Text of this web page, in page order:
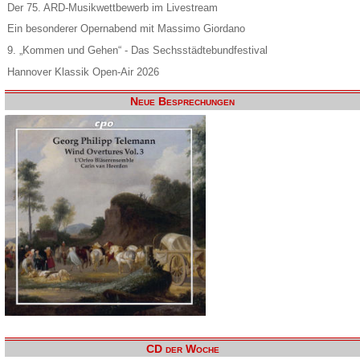
Der 75. ARD-Musikwettbewerb im Livestream
Ein besonderer Opernabend mit Massimo Giordano
9. „Kommen und Gehen“ - Das Sechsstädtebundfestival
Hannover Klassik Open-Air 2026
Neue Besprechungen
CD der Woche